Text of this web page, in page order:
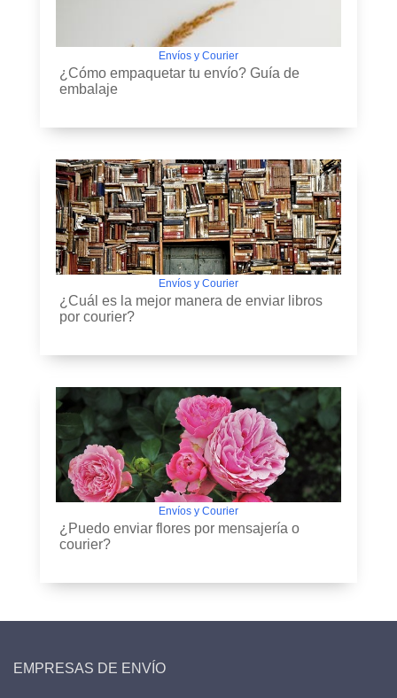
Envíos y Courier
¿Cómo empaquetar tu envío? Guía de
embalaje
Envíos y Courier
¿Cuál es la mejor manera de enviar libros
por courier?
Envíos y Courier
¿Puedo enviar flores por mensajería o
courier?
EMPRESAS DE ENVÍO